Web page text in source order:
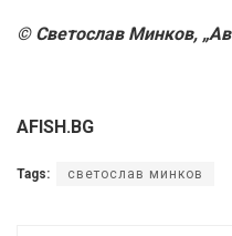
© Светослав Минков,
AFISH.BG
Tags: светослав минков